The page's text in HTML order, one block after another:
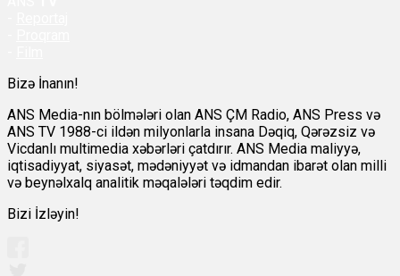
Bizə İnanın!
ANS Media-nın bölmələri olan ANS ÇM Radio, ANS Press və
ANS TV 1988-ci ildən milyonlarla insana Dəqiq, Qərəzsiz və
Vicdanlı multimedia xəbərləri çatdırır. ANS Media maliyyə,
iqtisadiyyat, siyasət, mədəniyyət və idmandan ibarət olan milli
və beynəlxalq analitik məqalələri təqdim edir.
Bizi İzləyin!